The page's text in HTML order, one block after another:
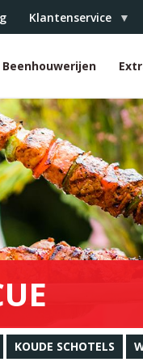
Klantenservice
Beenhouwerijen
KOUDE SCHOTELS